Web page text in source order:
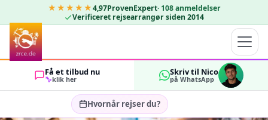
★★★★★4,97ProvenExpert· 108 anmeldelser
Verificeret rejsearrangør siden 2014
Få et tilbud nu
klik her
Skriv til Nico
på WhatsApp
Hvornår rejser du?